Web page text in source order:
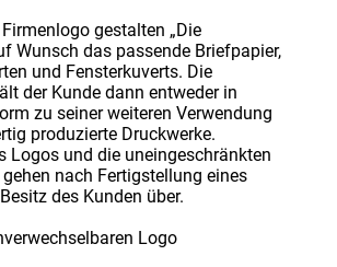
gestalten „Die
Wunsch das passende Briefpapier,
und Fensterkuverts. Die
der Kunde dann entweder in
zu seiner weiteren Verwendung
produzierte Druckwerke.
Logos und die uneingeschränkten
nach Fertigstellung eines
des Kunden über.
Logo